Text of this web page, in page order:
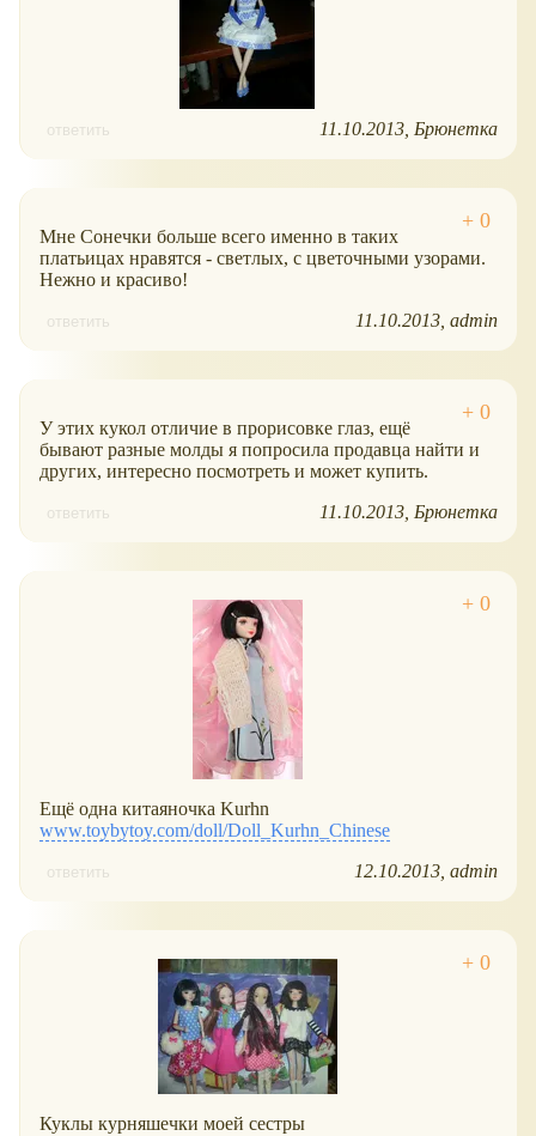
ответить 11.10.2013 Брюнетка
Мне Сонечки больше всего именно в таких
платьицах нравятся - светлых, с цветочными узорами.
Нежно и красиво!
ответить 11.10.2013 admin
У этих кукол отличие в прорисовке глаз, ещё
бывают разные молды я попросила продавца найти и
других, интересно посмотреть и может купить.
ответить 11.10.2013 Брюнетка
Ещё одна китаяночка Kurhn
www.toybytoy.com/doll/Doll_Kurhn_Chinese
ответить 12.10.2013 admin
Куклы курняшечки моей сестры